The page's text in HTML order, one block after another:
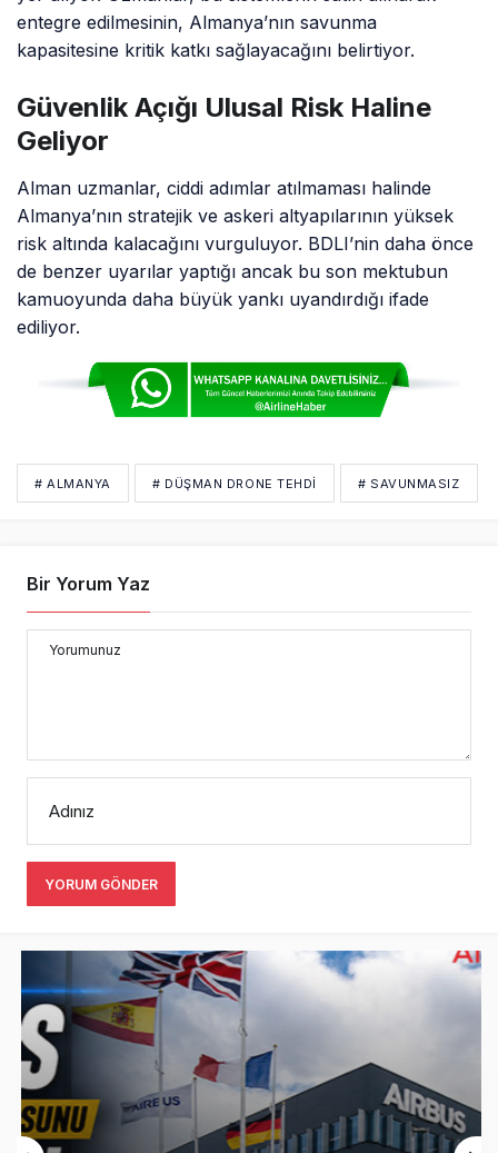
entegre edilmesinin, Almanya’nın savunma
kapasitesine kritik katkı sağlayacağını belirtiyor.
Güvenlik Açığı Ulusal Risk Haline
Geliyor
Alman uzmanlar, ciddi adımlar atılmaması halinde
Almanya’nın stratejik ve askeri altyapılarının yüksek
risk altında kalacağını vurguluyor. BDLI’nin daha önce
de benzer uyarılar yaptığı ancak bu son mektubun
kamuoyunda daha büyük yankı uyandırdığı ifade
ediliyor.
# ALMANYA # DÜŞMAN DRONE TEHDI # SAVUNMASIZ
Bir Yorum Yaz
Yorumunuz
Adınız
YORUM GÖNDER